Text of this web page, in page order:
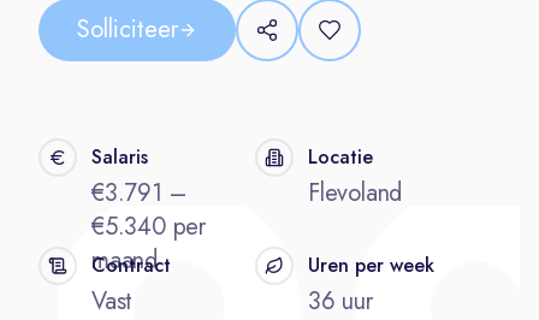
Solliciteer
Salaris
€3.791 –
€5.340 per
maand
Locatie
Flevoland
Contract
Vast
Uren per week
36 uur